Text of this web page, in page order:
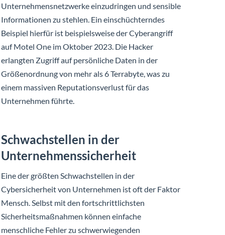
Unternehmensnetzwerke einzudringen und sensible
Informationen zu stehlen. Ein einschüchterndes
Beispiel hierfür ist beispielsweise der Cyberangriff
auf Motel One im Oktober 2023. Die Hacker
erlangten Zugriff auf persönliche Daten in der
Größenordnung von mehr als 6 Terrabyte, was zu
einem massiven Reputationsverlust für das
Unternehmen führte.
Schwachstellen in der
Unternehmenssicherheit
Eine der größten Schwachstellen in der
Cybersicherheit von Unternehmen ist oft der Faktor
Mensch. Selbst mit den fortschrittlichsten
Sicherheitsmaßnahmen können einfache
menschliche Fehler zu schwerwiegenden